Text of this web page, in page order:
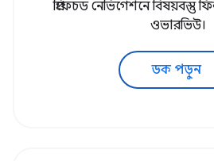
প্রিফেচড নেভিগেশনে বিষয়বস্তু
ওভারভিউ।
ডক পড়ুন